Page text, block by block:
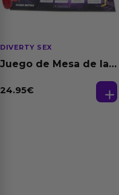
DIVERTY SEX
Juego de Mesa de las
24.95€